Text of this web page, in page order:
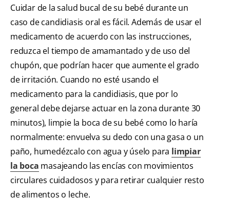
Cuidar de la salud bucal de su bebé durante un
caso de candidiasis oral es fácil. Además de usar el
medicamento de acuerdo con las instrucciones,
reduzca el tiempo de amamantado y de uso del
chupón, que podrían hacer que aumente el grado
de irritación. Cuando no esté usando el
medicamento para la candidiasis, que por lo
general debe dejarse actuar en la zona durante 30
minutos), limpie la boca de su bebé como lo haría
normalmente: envuelva su dedo con una gasa o un
paño, humedézcalo con agua y úselo para limpiar
la boca masajeando las encías con movimientos
circulares cuidadosos y para retirar cualquier resto
de alimentos o leche.